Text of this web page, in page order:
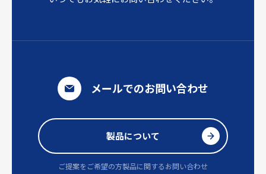
メールでのお問い合わせ
製品について
ご提案をご希望の方製品に関するお問い合わせ